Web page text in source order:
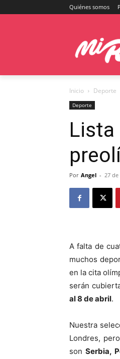
Quiénes somos
Inicio Deporte
Deporte
Lista
Por Angel - 27 de
A falta de
muchos
en la cita
serán
al 8 de abril.
Nuestra
Londres,
sonSerbia,